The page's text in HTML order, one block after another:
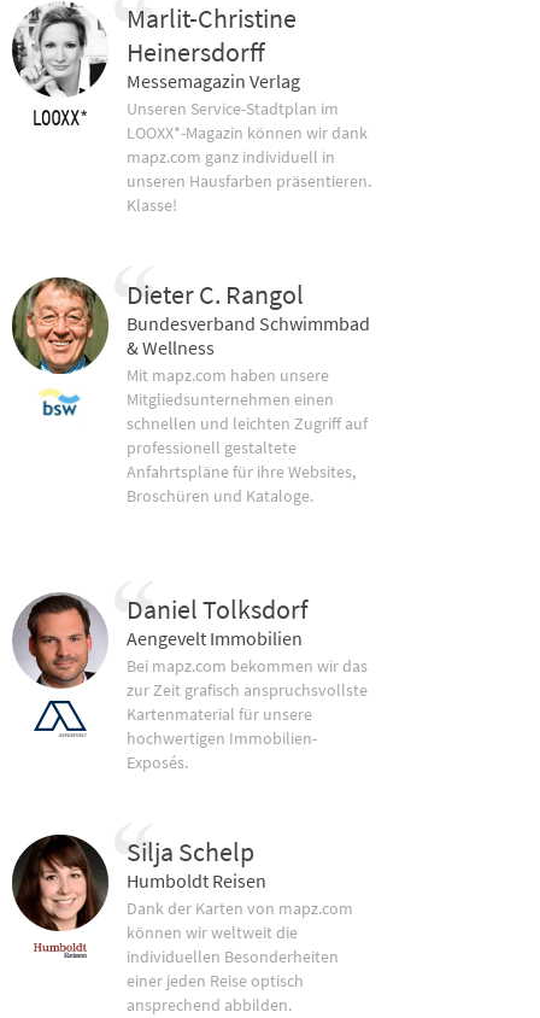
Marlit-Christine
Heinersdorff
Messemagazin Verlag
Unseren Service-Stadtplan im
LOOXX*-Magazin können wir dank
mapz.com ganz individuell in
unseren Hausfarben präsentieren.
Klasse!
Dieter C. Rangol
Bundesverband Schwimmbad
& Wellness
Mit mapz.com haben unsere
Mitgliedsunternehmen einen
schnellen und leichten Zugriff auf
professionell gestaltete
Anfahrtspläne für ihre Websites,
Broschüren und Kataloge.
Daniel Tolksdorf
Aengevelt Immobilien
Bei mapz.com bekommen wir das
zur Zeit grafisch anspruchsvollste
Kartenmaterial für unsere
hochwertigen Immobilien-
Exposés.
Silja Schelp
Humboldt Reisen
Dank der Karten von mapz.com
können wir weltweit die
individuellen Besonderheiten
einer jeden Reise optisch
ansprechend abbilden.